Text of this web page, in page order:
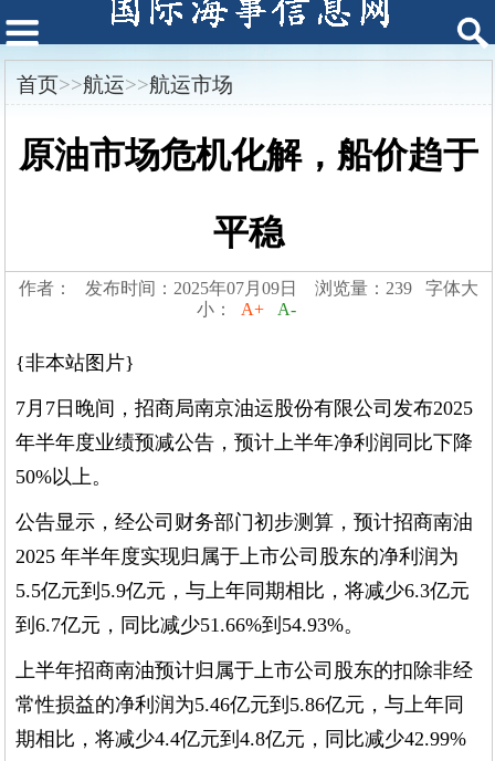
首页>>航运>>航运市场
原油市场危机化解，船价趋于
平稳
作者： 发布时间：2025年07月09日 浏览量：239 字体大
小：
A+ A-
{非本站图片}
7月7日晚间，招商局南京油运股份有限公司发布2025
年半年度业绩预减公告，预计上半年净利润同比下降
50%以上。
公告显示，经公司财务部门初步测算，预计招商南油
2025 年半年度实现归属于上市公司股东的净利润为
5.5亿元到5.9亿元，与上年同期相比，将减少6.3亿元
到6.7亿元，同比减少51.66%到54.93%。
上半年招商南油预计归属于上市公司股东的扣除非经
常性损益的净利润为5.46亿元到5.86亿元，与上年同
期相比，将减少4.4亿元到4.8亿元，同比减少42.99%